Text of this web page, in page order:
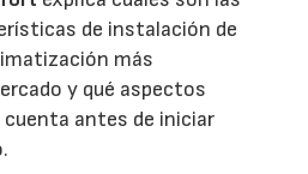
de instalación de
más
y qué aspectos
antes de iniciar